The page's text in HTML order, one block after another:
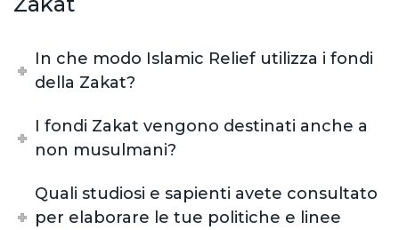
In che modo Islamic Relief utilizza i fondi
della Zakat?
I fondi Zakat vengono destinati anche a
non musulmani?
Quali studiosi e sapienti avete consultato
per elaborare le tue politiche e linee